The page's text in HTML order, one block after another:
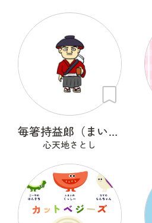
毎箸持益郞（まいはしもちますろう）
心天地さとし